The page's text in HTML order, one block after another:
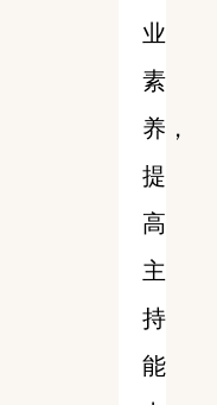
业
素
养，
提
高
主
持
能